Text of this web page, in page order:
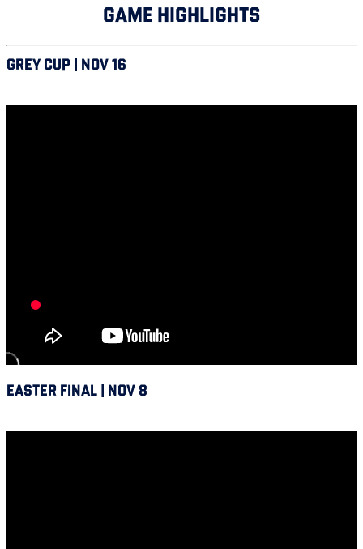
GAME HIGHLIGHTS
GREY CUP | NOV 16
EASTER FINAL | NOV 8